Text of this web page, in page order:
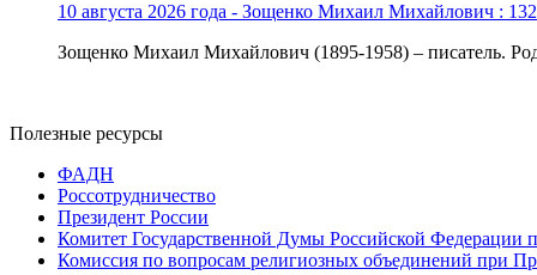
10 августа 2026 года - Зощенко Михаил Михайлович :
Зощенко Михаил Михайлович (1895-1958) – писатель.
Полезные ресурсы
ФАДН
Россотрудничество
Президент России
Комитет Государственной Думы Российской Федерации
Комиссия по вопросам религиозных объединений при